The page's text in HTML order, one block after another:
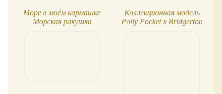
Море в моём кармашке
Морская ракушка
Коллекционная модель
Polly Pocket x Bridgerton